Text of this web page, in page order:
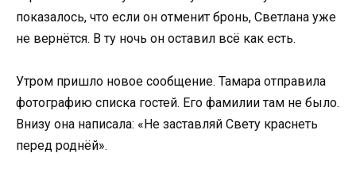
показалось, что если он отменит бронь, Светлана уже
не вернётся. В ту ночь он оставил всё как есть.
Утром пришло новое сообщение. Тамара отправила
фотографию списка гостей. Его фамилии там не было.
Внизу она написала: «Не заставляй Свету краснеть
перед роднёй».